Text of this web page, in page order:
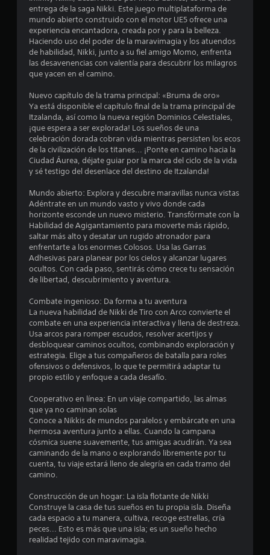
l
l
a
d
e
c
i
n
c
o
e
r
e
l
s
e
u
n
l
o
s
a
d
a
p
t
a
t
i
v
o
s
.
entrega de la saga Nikki. Este juego multiplataforma de
mundo abierto construido con el motor UE5 ofrece una
experiencia encantadora, creada por y para la belleza.
Haciendo uso del poder de la maravimagia y los atuendos
de habilidad, Nikki, junto a su fiel amigo Momo, enfrenta
las desavenencias con valentía para descubrir los milagros
que yacen en el camino.
Nuevo capítulo de la trama principal: «Bruma de oro»
Ya está disponible el capítulo final de la trama principal de
Itzalanda, así como la nueva región Dominios Celestiales,
¡que espera a ser explorada! Los sueños de una
celebración dorada cobran vida mientras persisten los ecos
de la civilización de los titanes... ¡Ponte en camino hacia la
Ciudad Áurea, déjate guiar por la marca del ciclo de la vida
y sé testigo del desenlace del destino de Itzalanda!
Mundo abierto: Explora y descubre maravillas nunca vistas
Adéntrate en un mundo vasto y vivo donde cada
horizonte esconde un nuevo misterio. Transfórmate con la
Habilidad de Agigantamiento para moverte más rápido,
saltar más alto y desatar un rugido atronador para
enfrentarte a los enormes Colosos. Usa las Garras
Adhesivas para planear por los cielos y alcanzar lugares
ocultos. Con cada paso, sentirás cómo crece tu sensación
de libertad, descubrimiento y aventura.
Combate ingenioso: Da forma a tu aventura
La nueva habilidad de Nikki de Tiro con Arco convierte el
combate en una experiencia interactiva y llena de destreza.
Usa arcos para romper escudos, resolver acertijos y
desbloquear caminos ocultos, combinando exploración y
estrategia. Elige a tus compañeros de batalla para roles
ofensivos o defensivos, lo que te permitirá adaptar tu
propio estilo y enfoque a cada desafío.
Cooperativo en línea: En un viaje compartido, las almas
que ya no caminan solas
Conoce a Nikkis de mundos paralelos y embárcate en una
hermosa aventura junto a ellas. Cuando la campana
cósmica suene suavemente, tus amigas acudirán. Ya sea
caminando de la mano o explorando libremente por tu
cuenta, tu viaje estará lleno de alegría en cada tramo del
camino.
Construcción de un hogar: La isla flotante de Nikki
Construye la casa de tus sueños en tu propia isla. Diseña
cada espacio a tu manera, cultiva, recoge estrellas, cría
peces... Esto es más que una isla; es un sueño hecho
realidad tejido con maravimagia.